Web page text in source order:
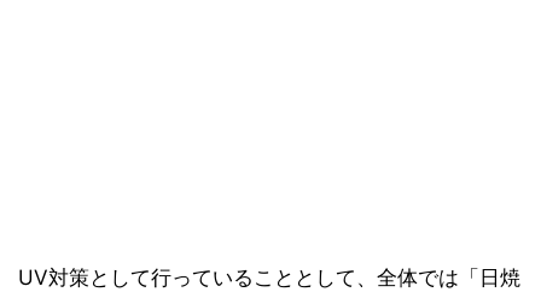
UV対策として行っていることとして、全体では「日焼